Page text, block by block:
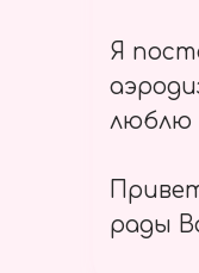
Я
люблю
рады